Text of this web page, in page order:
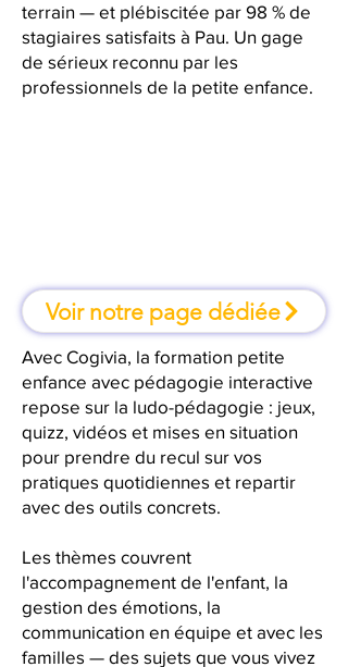
terrain — et plébiscitée par 98 % de
stagiaires satisfaits à Pau. Un gage
de sérieux reconnu par les
professionnels de la petite enfance.
Voir notre page dédiée
Avec Cogivia, la formation petite
enfance avec pédagogie interactive
repose sur la ludo-pédagogie : jeux,
quizz, vidéos et mises en situation
pour prendre du recul sur vos
pratiques quotidiennes et repartir
avec des outils concrets.
Les thèmes couvrent
l'accompagnement de l'enfant, la
gestion des émotions, la
communication en équipe et avec les
familles — des sujets que vous vivez